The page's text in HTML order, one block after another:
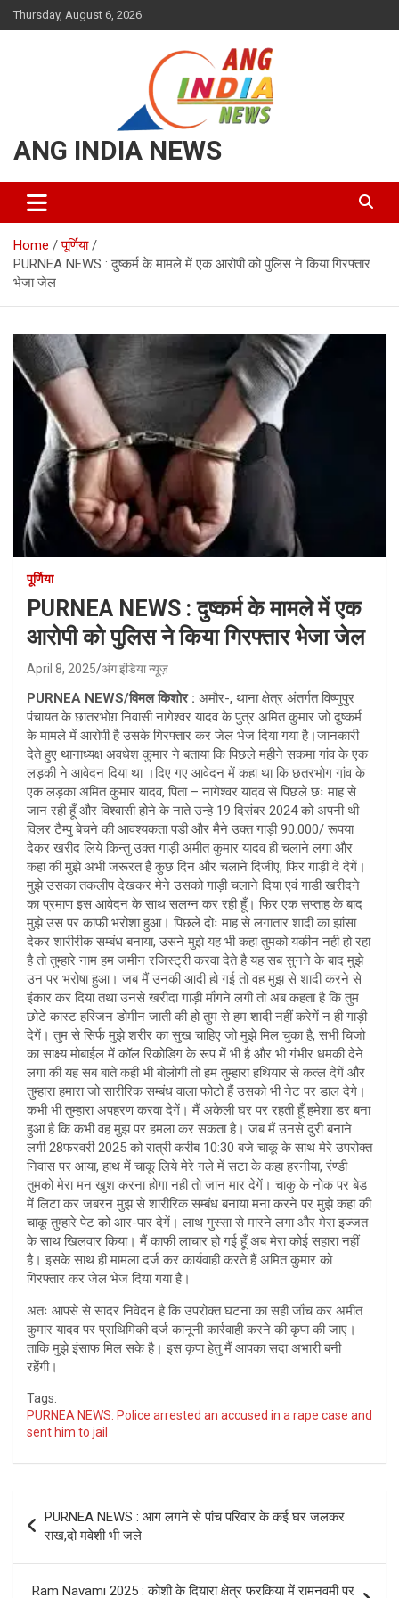
Skip
to
Thursday, August 6, 2026
ANG INDIA NEWS
Home
पूर्णिया
PURNEA NEWS : दुष्कर्म के मामले में एक आरोपी को पुलिस ने किया गिरफ्तार
भेजा जेल
पूर्णिया
PURNEA NEWS : दुष्कर्म के मामले में एक
आरोपी को पुलिस ने किया गिरफ्तार भेजा जेल
April 8, 2025 अंग इंडिया न्यूज़
PURNEA NEWS/विमल किशोर : अमौर-, थाना क्षेत्र अंतर्गत विष्णुपुर
पंचायत के छातरभोग़ निवासी नागेश्वर यादव के पुत्र अमित कुमार जो दुष्कर्म
के मामले में आरोपी है उसके गिरफ्तार कर जेल भेज दिया गया है।जानकारी
देते हुए थानाध्यक्ष अवधेश कुमार ने बताया कि पिछले महीने सकमा गांव के एक
लड़की ने आवेदन दिया था ।दिए गए आवेदन में कहा था कि छतरभोग गांव के
एक लड़का अमित कुमार यादव, पिता – नागेश्वर यादव से पिछले छः माह से
जान रही हूँ और विश्वासी होने के नाते उन्हे 19 दिसंबर 2024 को अपनी थी
विलर टैम्पु बेचने की आवश्यकता पडी और मैने उक्त गाड़ी 90.000/ रूपया
देकर खरीद लिये किन्तु उक्त गाड़ी अमीत कुमार यादव ही चलाने लगा और
कहा की मुझे अभी जरूरत है कुछ दिन और चलाने दिजीए, फिर गाड़ी दे देगें।
मुझे उसका तकलीप देखकर मेने उसको गाड़ी चलाने दिया एवं गाडी खरीदने
का प्रमाण इस आवेदन के साथ सलग्न कर रही हूँ। फिर एक सप्ताह के बाद
मुझे उस पर काफी भरोशा हुआ। पिछले दोः माह से लगातार शादी का झांसा
देकर शारीरीक सम्बंध बनाया, उसने मुझे यह भी कहा तुमको यकीन नही हो रहा
है तो तुम्हारे नाम हम जमीन रजिस्ट्री करवा देते है यह सब सुनने के बाद मुझे
उन पर भरोषा हुआ। जब मैं उनकी आदी हो गई तो वह मुझ से शादी करने से
इंकार कर दिया तथा उनसे खरीदा गाड़ी माँगने लगी तो अब कहता है कि तुम
छोटे कास्ट हरिजन डोमीन जाती की हो तुम से हम शादी नहीं करेगें न ही गाड़ी
देगें। तुम से सिर्फ मुझे शरीर का सुख चाहिए जो मुझे मिल चुका है, सभी चिजो
का साक्ष्य मोबाईल में कॉल रिकोडिग के रूप में भी है और भी गंभीर धमकी देने
लगा की यह सब बाते कही भी बोलोगी तो हम तुम्हारा हथियार से कत्ल देगें और
तुम्हारा हमारा जो सारीरिक सम्बंध वाला फोटो हैं उसको भी नेट पर डाल देगे।
कभी भी तुम्हारा अपहरण करवा देगें। मैं अकेली घर पर रहती हूँ हमेशा डर बना
हुआ है कि कभी वह मुझ पर हमला कर सकता है। जब मैं उनसे दुरी बनाने
लगी 28फरवरी 2025 को रात्री करीब 10:30 बजे चाकू के साथ मेरे उपरोक्त
निवास पर आया, हाथ में चाकू लिये मेरे गले में सटा के कहा हरनीया, रंण्डी
तुमको मेरा मन खुश करना होगा नही तो जान मार देगें। चाकु के नोक पर बेड
में लिटा कर जबरन मुझ से शारीरिक सम्बंध बनाया मना करने पर मुझे कहा की
चाकू तुम्हारे पेट को आर-पार देगें। लाथ गुस्सा से मारने लगा और मेरा इज्जत
के साथ खिलवार किया। मैं काफी लाचार हो गई हूँ अब मेरा कोई सहारा नहीं
है। इसके साथ ही मामला दर्ज कर कार्यवाही करते हैं अमित कुमार को
गिरफ्तार कर जेल भेज दिया गया है।
अतः आपसे से सादर निवेदन है कि उपरोक्त घटना का सही जाँच कर अमीत
कुमार यादव पर प्राथिमिकी दर्ज कानूनी कार्रवाही करने की कृपा की जाए।
ताकि मुझे इंसाफ मिल सके है। इस कृपा हेतु मैं आपका सदा अभारी बनी
रहेंगी।
Tags:
PURNEA NEWS: Police arrested an accused in a rape case and
sent him to jail
navigation
PURNEA NEWS : आग लगने से पांच परिवार के कई घर जलकर
राख,दो मवेशी भी जले
Ram Navami 2025 : कोशी के दियारा क्षेत्र फरकिया में रामनवमी पर